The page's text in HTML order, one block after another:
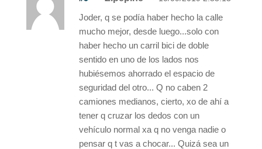
Joder, q se podía haber hecho la calle
mucho mejor, desde luego...solo con
haber hecho un carril bici de doble
sentido en uno de los lados nos
hubiésemos ahorrado el espacio de
seguridad del otro... Q no caben 2
camiones medianos, cierto, xo de ahí a
tener q cruzar los dedos con un
vehículo normal xa q no venga nadie o
pensar q t vas a chocar... Quizá sea un